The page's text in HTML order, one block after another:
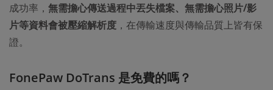
成功率， 無需擔心傳送過程中丟失檔案、無需擔心照片/影
片等資料會被壓縮解析度 ，在傳輸速度與傳輸品質上皆有保
證。
FonePaw DoTrans 是免費的嗎？